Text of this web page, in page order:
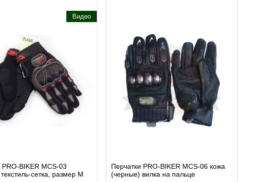
Видео
PRO-BIKER MCS-03
сетка, размер М
Перчатки PRO-BIKER MCS-06 кожа
(черные) вилка на пальце